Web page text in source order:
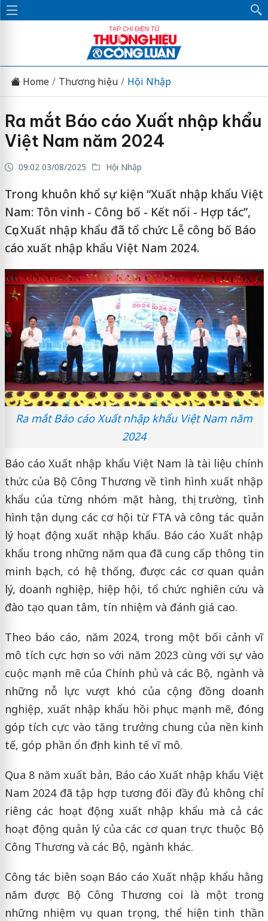
Home Thương hiệu Hội Nhập
Ra mắt Báo cáo Xuất nhập khẩu
Việt Nam năm 2024
09:02 03/08/2025 Hội Nhập
Trong khuôn khổ sự kiện “Xuất nhập khẩu Việt
Nam: Tôn vinh - Công bố - Kết nối - Hợp tác”,
Cục Xuất nhập khẩu đã tổ chức Lễ công bố Báo
cáo xuất nhập khẩu Việt Nam 2024.
Ra mắt Báo cáo Xuất nhập khẩu Việt Nam năm
2024
Báo cáo Xuất nhập khẩu Việt Nam là tài liệu chính
thức của Bộ Công Thương về tình hình xuất nhập
khẩu của từng nhóm mặt hàng, thị trường, tình
hình tận dụng các cơ hội từ FTA và công tác quản
lý hoạt động xuất nhập khẩu. Báo cáo Xuất nhập
khẩu trong những năm qua đã cung cấp thông tin
minh bạch, có hệ thống, được các cơ quan quản
lý, doanh nghiệp, hiệp hội, tổ chức nghiên cứu và
đào tạo quan tâm, tín nhiệm và đánh giá cao.
Theo báo cáo, năm 2024, trong một bối cảnh vĩ
mô tích cực hơn so với năm 2023 cùng với sự vào
cuộc mạnh mẽ của Chính phủ và các Bộ, ngành và
những nỗ lực vượt khó của cộng đồng doanh
nghiệp, xuất nhập khẩu hồi phục mạnh mẽ, đóng
góp tích cực vào tăng trưởng chung của nền kinh
tế, góp phần ổn định kinh tế vĩ mô.
Qua 8 năm xuất bản, Báo cáo Xuất nhập khẩu Việt
Nam 2024 đã tập hợp tương đối đầy đủ không chỉ
riêng các hoạt động xuất nhập khẩu mà cả các
hoạt động quản lý của các cơ quan trực thuộc Bộ
Công Thương và các Bộ, ngành khác.
Công tác biên soạn Báo cáo Xuất nhập khẩu hằng
năm được Bộ Công Thương coi là một trong
những nhiệm vụ quan trọng, thể hiện tinh thần